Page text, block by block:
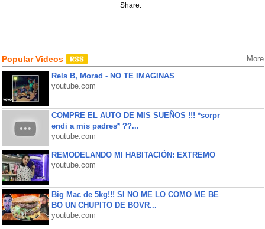
Share:
Popular Videos More
Rels B, Morad - NO TE IMAGINAS
youtube.com
COMPRE EL AUTO DE MIS SUEÑOS !!! *sorpr
endi a mis padres* ??...
youtube.com
REMODELANDO MI HABITACIÓN: EXTREMO
youtube.com
Big Mac de 5kg!!! SI NO ME LO COMO ME BE
BO UN CHUPITO DE BOVR...
youtube.com